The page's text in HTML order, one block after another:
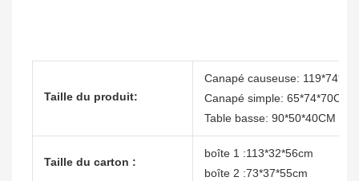
Taille du produit:
Canapé causeuse:
Canapé simple: 65*74*70CM
Table basse: 90*50*40CM
Taille du carton :
boîte 1 :113*32*56cm
boîte 2 :73*37*55cm